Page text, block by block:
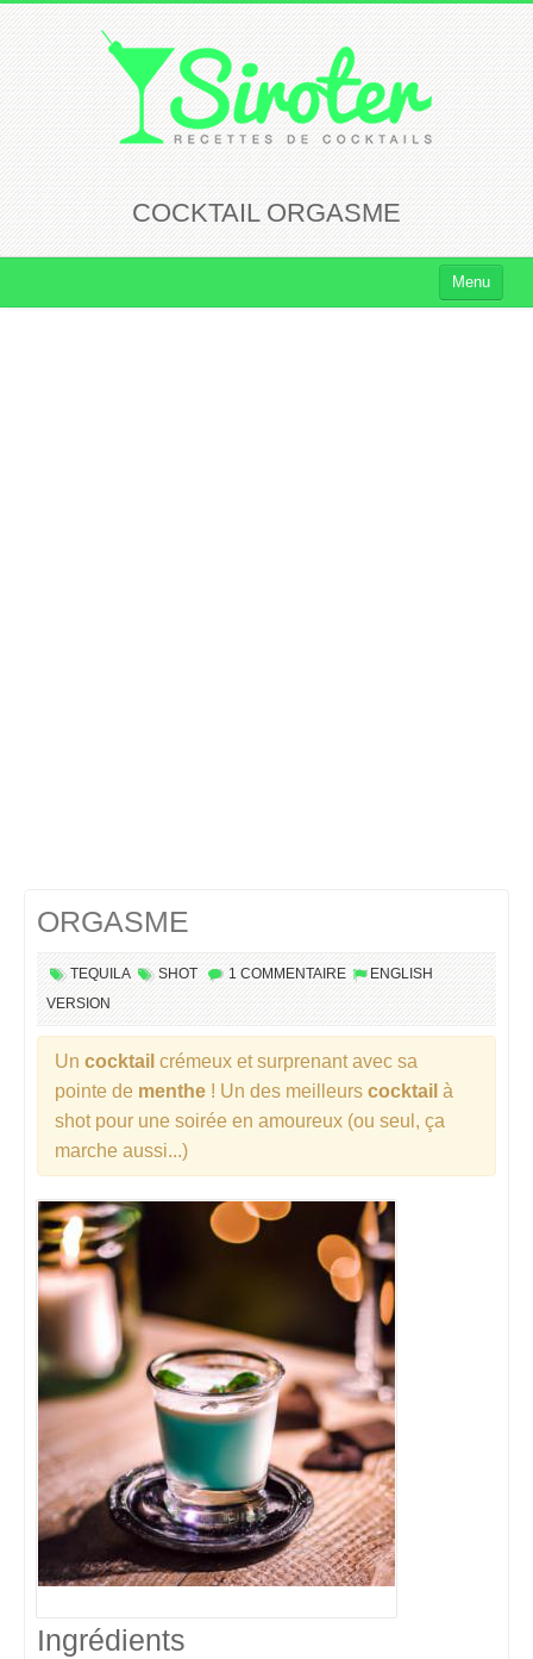
COCKTAIL ORGASME
Menu
ORGASME
TEQUILA SHOT 1 COMMENTAIRE
ENGLISH
VERSION
Un cocktail crémeux et surprenant avec sa
pointe de menthe ! Un des meilleurs cocktail à
shot pour une soirée en amoureux (ou seul, ça
marche aussi...)
Ingrédients